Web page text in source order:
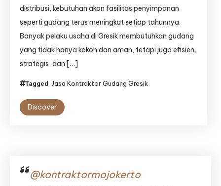
Bangun
Gresik
–
Djava
Panen
distribusi, kebutuhan akan fasilitas penyimpanan
seperti gudang terus meningkat setiap tahunnya.
Banyak pelaku usaha di Gresik membutuhkan gudang
yang tidak hanya kokoh dan aman, tetapi juga efisien,
strategis, dan […]
Tagged Jasa Kontraktor Gudang Gresik
Discover
@kontraktormojokerto